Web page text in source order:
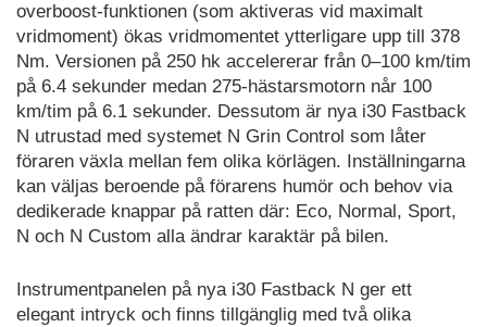
overboost-funktionen (som aktiveras vid maximalt
vridmoment) ökas vridmomentet ytterligare upp till 378
Nm. Versionen på 250 hk accelererar från 0–100 km/tim
på 6.4 sekunder medan 275-hästarsmotorn når 100
km/tim på 6.1 sekunder. Dessutom är nya i30 Fastback
N utrustad med systemet N Grin Control som låter
föraren växla mellan fem olika körlägen. Inställningarna
kan väljas beroende på förarens humör och behov via
dedikerade knappar på ratten där: Eco, Normal, Sport,
N och N Custom alla ändrar karaktär på bilen.
Instrumentpanelen på nya i30 Fastback N ger ett
elegant intryck och finns tillgänglig med två olika